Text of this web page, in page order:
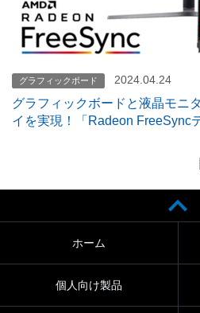
グラフィックボード 2024.04.24
グラフィックボードと液晶モニ
イを実現！「Radeon FreeSync
ホーム
個人向け製品